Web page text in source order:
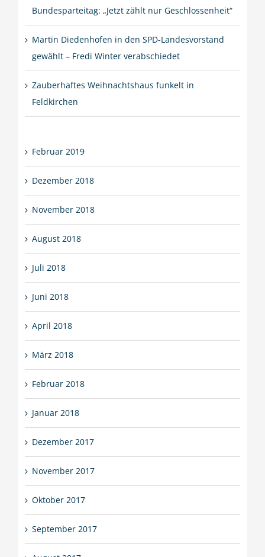
Bundesparteitag: „Jetzt zählt nur Geschlossenheit“
Martin Diedenhofen in den SPD-Landesvorstand
gewählt – Fredi Winter verabschiedet
Zauberhaftes Weihnachtshaus funkelt in
Feldkirchen
Februar 2019
Dezember 2018
November 2018
August 2018
Juli 2018
Juni 2018
April 2018
März 2018
Februar 2018
Januar 2018
Dezember 2017
November 2017
Oktober 2017
September 2017